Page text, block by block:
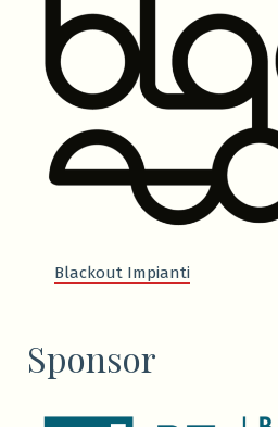
Blackout Impianti
Sponsor